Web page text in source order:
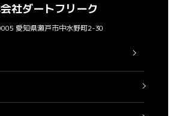
社ダートフリーク
愛知県瀬戸市中水野町2-30